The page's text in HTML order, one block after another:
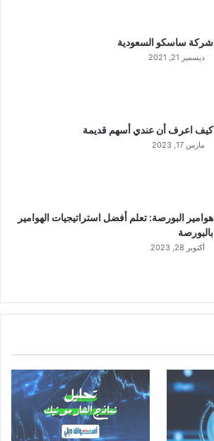
شركة ساسكو السعودية
ديسمبر 21, 2021
كيف اعرف أن عندي أسهم قديمة
مارس 17, 2023
هوامير البورصة: تعلم أفضل استراتيجيات الهوامير
بالبورصة
أكتوبر 28, 2023